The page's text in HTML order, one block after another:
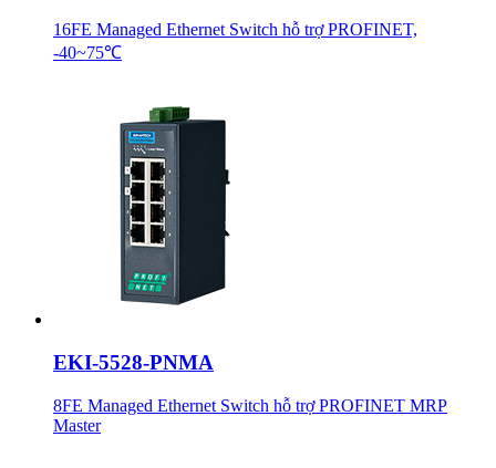
16FE Managed Ethernet Switch hỗ trợ PROFINET,
-40~75℃
EKI-5528-PNMA
8FE Managed Ethernet Switch hỗ trợ PROFINET MRP
Master